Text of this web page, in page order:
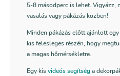
5-8 másodperc is lehet. Vigyázz,
vasalás vagy pákázás közben!
Minden pákázás előtt ajánlott
kis felesleges részén, hogy
a magas hőmérsékletre.
Egy kisvideós segítséga